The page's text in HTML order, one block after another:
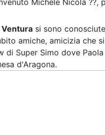
Michele Nicola
Ventura si sono
amiche, amicizia che
di Super Simo dove
d'Aragona.